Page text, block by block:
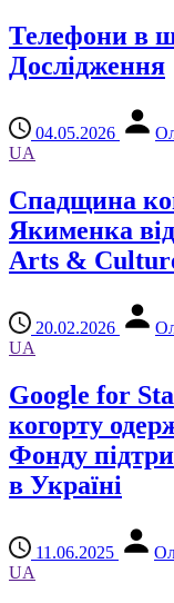
Телефони в
Дослідження
04.05.2026
UA
Спадщина
Якименка
Arts &
20.02.2026
UA
Google for
когорту
Фонду
в Україні
11.06.2025
UA